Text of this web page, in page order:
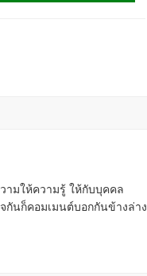
ามให้ความรู้ ให้กับบุคคล
กันก็คอมเมนต์บอกกันข้างล่าง